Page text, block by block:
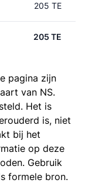
205 TE
205 TE
pagina zijn
van NS.
Het is
is, niet
bij het
op deze
Gebruik
formele bron.